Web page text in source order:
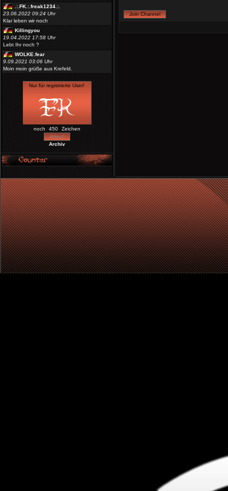
.:.FK.:.freak1234.:.
23.06.2022 09:24 Uhr
Klar leben wir noch
Killingyou
19.04.2022 17:58 Uhr
Lebt Ihr noch ?
WOLKE.fear
9.09.2021 03:06 Uhr
Moin moin grüße aus Krefeld.
noch Zeichen
Archiv